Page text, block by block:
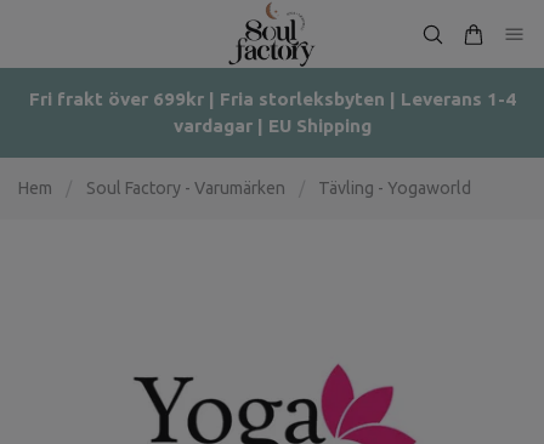
Fri frakt över 699kr | Fria storleksbyten | Leverans 1-4
vardagar | EU Shipping
Hem Soul Factory - Varumärken Tävling - Yogaworld